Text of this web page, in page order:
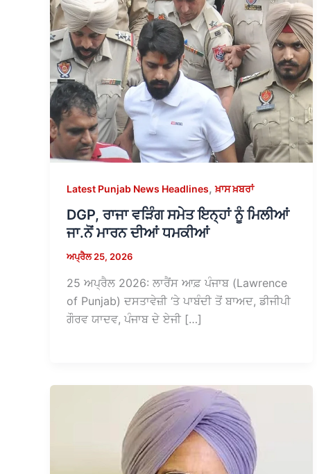
Latest Punjab News Headlines,ਖ਼ਾਸ ਖ਼ਬਰਾਂ
DGP, ਰਾਜਾ ਵੜਿੰਗ ਸਮੇਤ ਇਨ੍ਹਾਂ ਨੂੰ ਮਿਲੀਆਂ
ਜਾ.ਨੋਂ ਮਾਰਨ ਦੀਆਂ ਧਮਕੀਆਂ
ਅਪ੍ਰੈਲ 25, 2026
25 ਅਪ੍ਰੈਲ 2026: ਲਾਰੈਂਸ ਆਫ਼ ਪੰਜਾਬ (Lawrence
of Punjab) ਦਸਤਾਵੇਜ਼ੀ ‘ਤੇ ਪਾਬੰਦੀ ਤੋਂ ਬਾਅਦ, ਡੀਜੀਪੀ
ਗੌਰਵ ਯਾਦਵ, ਪੰਜਾਬ ਦੇ ਏਜੀ […]